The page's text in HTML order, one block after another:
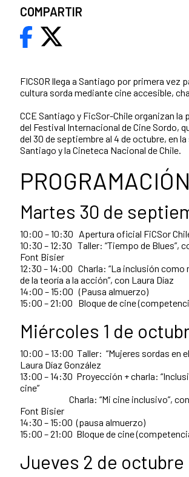
FICSOR llega a Santiago por primera vez
cultura sorda mediante cine accesible,
CCE Santiago y FicSor-Chile organizan la
del Festival Internacional de Cine Sordo,
del 30 de septiembre al 4 de octubre, en la
Santiago y la Cineteca Nacional de Chile.
Martes 30 de
10:00 – 10:30 Apertura oficial FiCSor
10:30 – 12:30 Taller: “Tiempo de Blues”,
Font Bisier
12:30 – 14:00 Charla: “La inclusión
de la teoría a la acción”, con Laura Díaz
14:00 – 15:00 (Pausa almuerzo)
15:00 – 21:00 Bloque de cine
Miércoles 1 de
10:00 – 13:00 Taller: “Mujeres sordas en
Laura Díaz González
13:00 – 14:30 Proyección + charla:
cine”
Charla: “Mi cine inclusivo”, con
Font Bisier
14:30 – 15:00 (pausa almuerzo)
15:00 – 21:00 Bloque de cine
Jueves 2 de octubre
COMPARTIR